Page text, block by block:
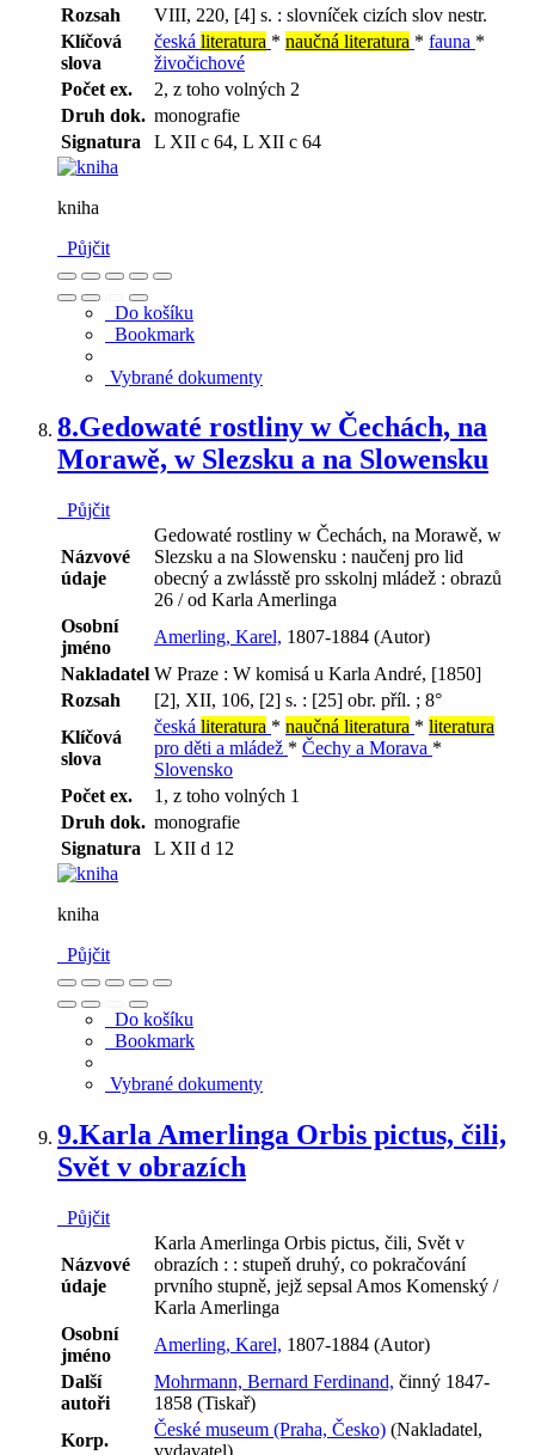
Rozsah
VIII, 220, [4] s. : slovníček cizích slov nestr.
Klíčová
slova
česká literatura * naučná literatura * fauna *
živočichové
Počet ex.
2, z toho volných 2
Druh dok. monografie
Signatura
L XII c 64, L XII c 64
kniha
Půjčit
Do košíku
Bookmark
Vybrané dokumenty
8.Gedowaté rostliny w Čechách, na
Morawě, w Slezsku a na Slowensku
Půjčit
Názvové
údaje
Gedowaté rostliny w Čechách, na Morawě, w
Slezsku a na Slowensku : naučenj pro lid
obecný a zwlásstě pro sskolnj mládež : obrazů
26 / od Karla Amerlinga
Osobní
jméno
Amerling, Karel, 1807-1884 (Autor)
Nakladatel W Praze : W komisá u Karla André, [1850]
Rozsah
[2], XII, 106, [2] s. : [25] obr. příl. ; 8°
Klíčová
slova
česká literatura * naučná literatura * literatura
pro děti a mládež * Čechy a Morava *
Slovensko
Počet ex.
1, z toho volných 1
Druh dok. monografie
Signatura
L XII d 12
kniha
Půjčit
Do košíku
Bookmark
Vybrané dokumenty
9.Karla Amerlinga Orbis pictus, čili,
Svět v obrazích
Půjčit
Názvové
údaje
Karla Amerlinga Orbis pictus, čili, Svět v
obrazích : : stupeň druhý, co pokračování
prvního stupně, jejž sepsal Amos Komenský /
Karla Amerlinga
Osobní
jméno
Amerling, Karel, 1807-1884 (Autor)
Další
autoři
Mohrmann, Bernard Ferdinand, činný 1847-
1858 (Tiskař)
Korp.
České museum (Praha, Česko) (Nakladatel,